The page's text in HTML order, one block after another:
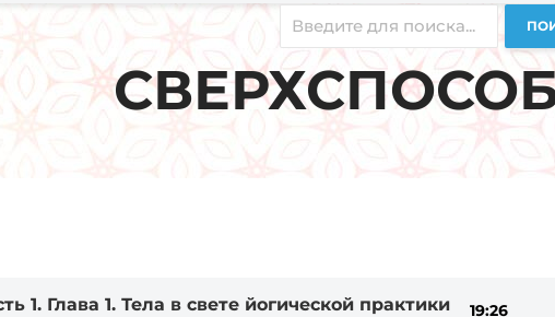
1. Глава 1. Тела в свете йогической практики 19:26